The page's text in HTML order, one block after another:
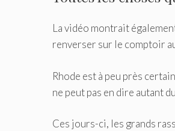
La vidéo montrait
renverser sur le comptoir
Rhode est à peu près
ne peut pas en dire autant
Ces jours-ci, les grands